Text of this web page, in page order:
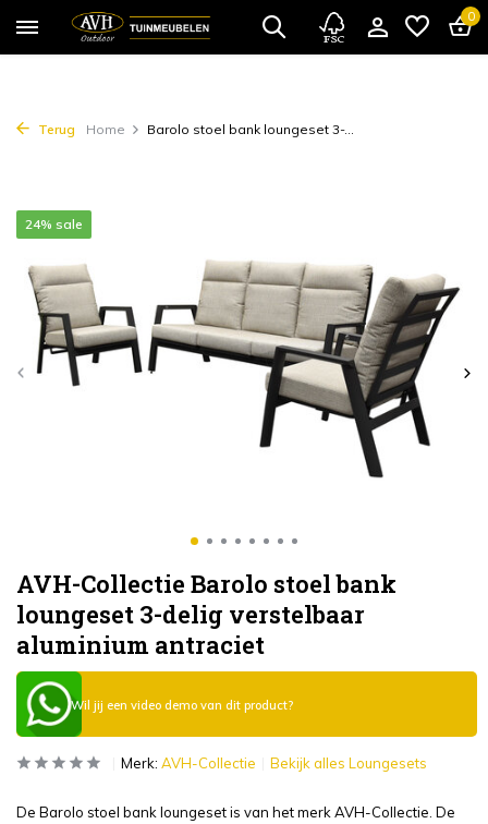
0
Terug Home Barolo stoel bank loungeset 3-...
AVH-Collectie Barolo stoel bank
loungeset 3-delig verstelbaar
aluminium antraciet
24% sale
Wil jij een video demo van dit product?
Merk: AVH-Collectie Bekijk alles Loungesets
De Barolo stoel bank loungeset is van het merk AVH-Collectie. De